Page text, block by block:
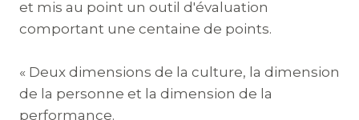
et mis au point un outil d'évaluation
comportant une centaine de points.
« Deux dimensions de la culture, la dimension
de la personne et la dimension de la
performance.